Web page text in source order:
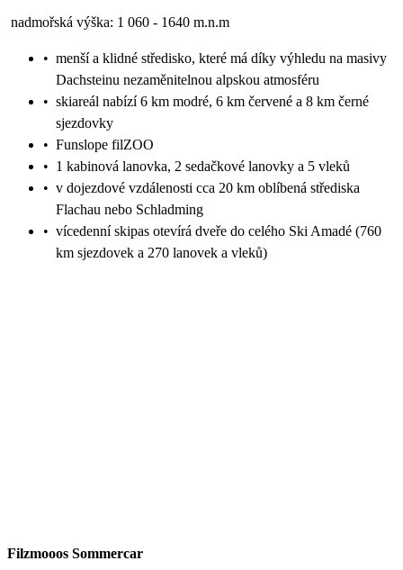
nadmořská výška: 1 060 - 1640 m.n.m
• menší a klidné středisko, které má díky výhledu na masivy
Dachsteinu nezaměnitelnou alpskou atmosféru
• skiareál nabízí 6 km modré, 6 km červené a 8 km černé
sjezdovky
• Funslope filZOO
• 1 kabinová lanovka, 2 sedačkové lanovky a 5 vleků
• v dojezdové vzdálenosti cca 20 km oblíbená střediska
Flachau nebo Schladming
• vícedenní skipas otevírá dveře do celého Ski Amadé (760
km sjezdovek a 270 lanovek a vleků)
Filzmooos Sommercar